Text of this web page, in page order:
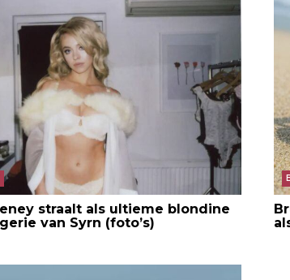
straalt als ultieme blondine
van Syrn (foto’s)